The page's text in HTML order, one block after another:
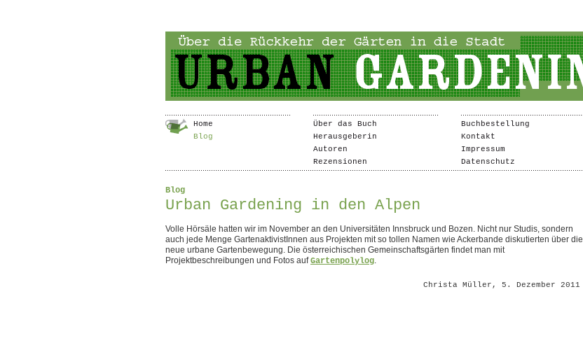
Home
Blog
Über das Buch
Herausgeberin
Autoren
Rezensionen
Buchbestellung
Kontakt
Impressum
Datenschutz
Blog
Urban Gardening in den Alpen
Volle Hörsäle hatten wir im November an den Universitäten Innsbruck und Bozen. Nicht nur Studis, sondern
auch jede Menge GartenaktivistInnen aus Projekten mit so tollen Namen wie Ackerbande diskutierten über die
neue urbane Gartenbewegung. Die österreichischen Gemeinschaftsgärten findet man mit
Projektbeschreibungen und Fotos aufGartenpolylog.
Christa Müller, 5. Dezember 2011